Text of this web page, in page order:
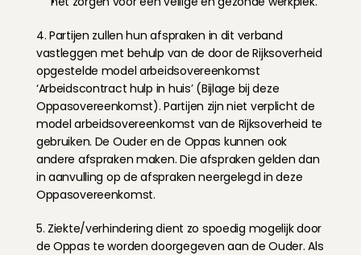
4. Partijen zullen hun afspraken in dit verband
vastleggen met behulp van de door de Rijksoverheid
opgestelde model arbeidsovereenkomst
‘Arbeidscontract hulp in huis’ (Bijlage bij deze
Oppasovereenkomst). Partijen zijn niet verplicht de
model arbeidsovereenkomst van de Rijksoverheid te
gebruiken. De Ouder en de Oppas kunnen ook
andere afspraken maken. Die afspraken gelden dan
in aanvulling op de afspraken neergelegd in deze
Oppasovereenkomst.
5. Ziekte/verhindering dient zo spoedig mogelijk door
de Oppas te worden doorgegeven aan de Ouder. Als